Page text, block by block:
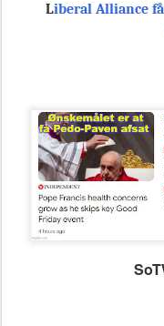
Liberal Alliance